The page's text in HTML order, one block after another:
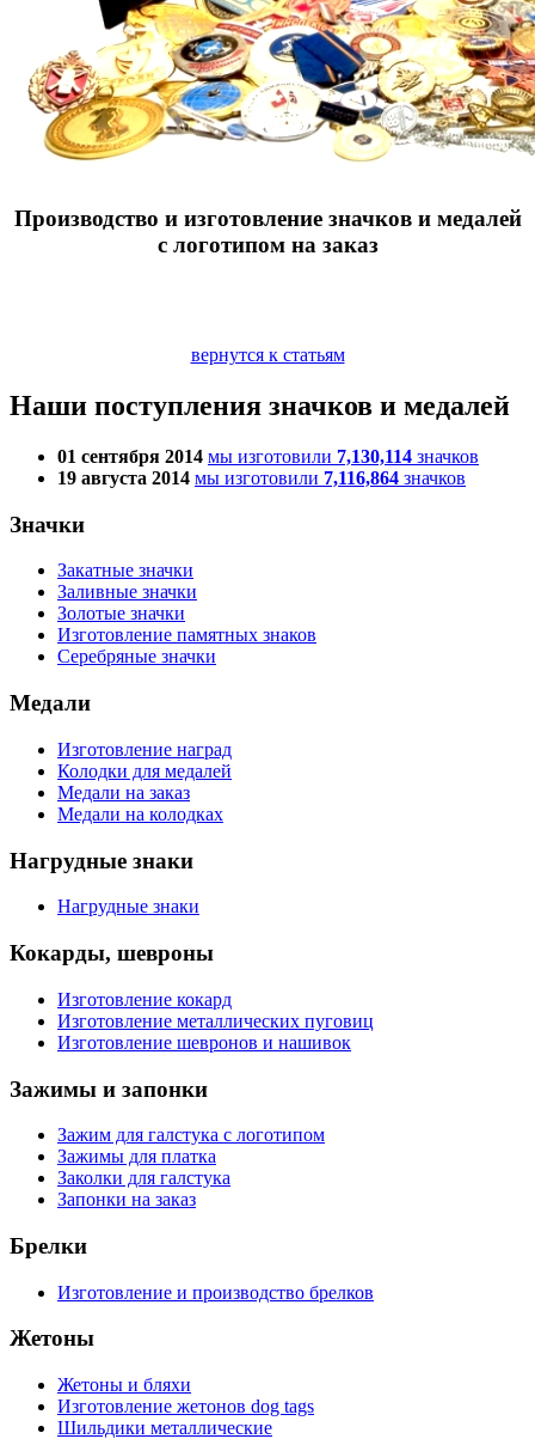
Производство и изготовление значков и медалей
с логотипом на заказ
вернутся к статьям
Наши поступления значков и медалей
01 сентября 2014 мы изготовили 7,130,114 значков
19 августа 2014 мы изготовили 7,116,864 значков
Значки
Закатные значки
Заливные значки
Золотые значки
Изготовление памятных знаков
Серебряные значки
Медали
Изготовление наград
Колодки для медалей
Медали на заказ
Медали на колодках
Нагрудные знаки
Нагрудные знаки
Кокарды, шевроны
Изготовление кокард
Изготовление металлических пуговиц
Изготовление шевронов и нашивок
Зажимы и запонки
Зажим для галстука с логотипом
Зажимы для платка
Заколки для галстука
Запонки на заказ
Брелки
Изготовление и производство брелков
Жетоны
Жетоны и бляхи
Изготовление жетонов dog tags
Шильдики металлические